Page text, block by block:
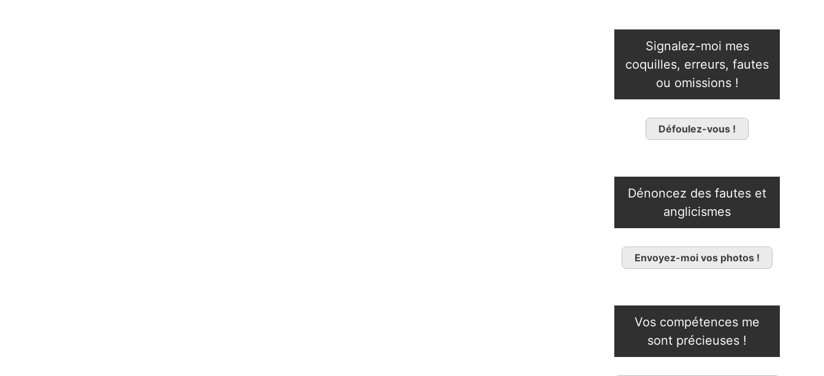
Signalez-moi mes
coquilles, erreurs, fautes
ou omissions !
Défoulez-vous !
Dénoncez des fautes et
anglicismes
Envoyez-moi vos photos !
Vos compétences me
sont précieuses !